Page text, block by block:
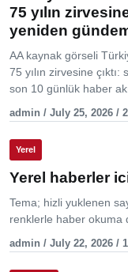
75 yılın
yeniden
AA kaynak görseli
75 yılın zirvesine
son 10 günlük haber
admin / July 25, 2026 /
Yerel
Yerel haberler
Tema; hizli yuklenen
renklerle haber okuma
admin / July 22, 2026 /